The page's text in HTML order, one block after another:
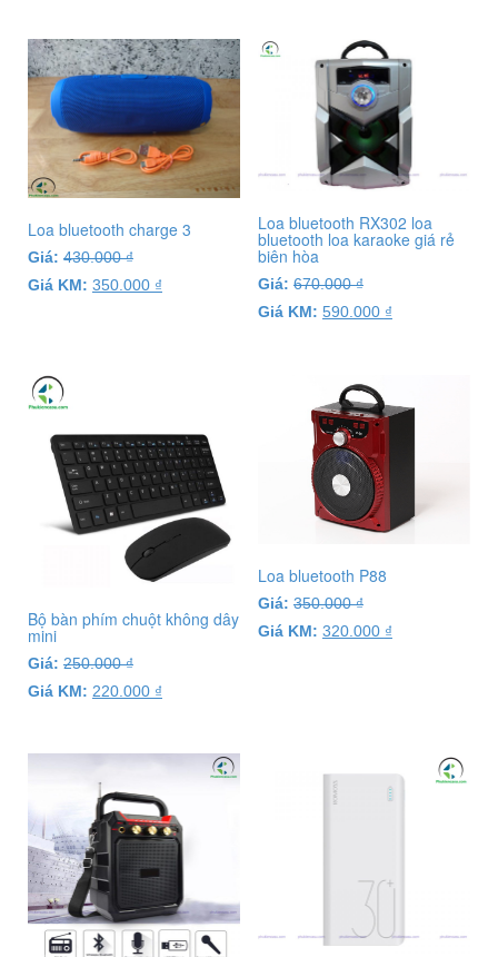
Loa bluetooth charge 3
Giá: 430.000₫
Giá KM: 350.000 ₫
Loa bluetooth RX302 loa
bluetooth loa karaoke giá rẻ
biên hòa
Giá: 670.000₫
Giá KM: 590.000 ₫
Bộ bàn phím chuột không dây
mini
Giá: 250.000₫
Giá KM: 220.000 ₫
Loa bluetooth P88
Giá: 350.000₫
Giá KM: 320.000 ₫